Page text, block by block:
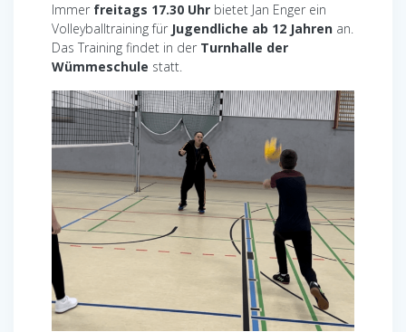
Immer freitags 17.30 Uhr bietet Jan Enger ein
Volleyballtraining für Jugendliche ab 12 Jahren an.
Das Training findet in der Turnhalle der
Wümmeschule statt.